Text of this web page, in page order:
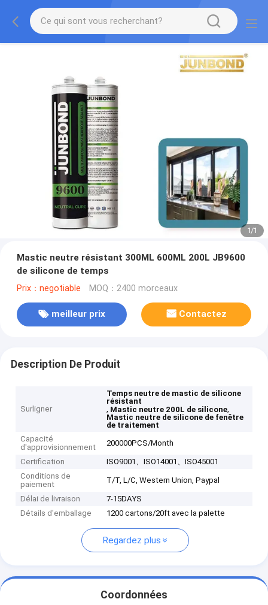
1/1
Mastic neutre résistant 300ML 600ML 200L JB9600
de silicone de temps
Prix：negotiable MOQ：2400 morceaux
meilleur prix Contactez
Description De Produit
Surligner
Temps neutre de mastic de silicone
résistant
, Mastic neutre 200L de silicone,
Mastic neutre de silicone de fenêtre
de traitement
Capacité
d'approvisionnement
200000PCS/Month
Certification
ISO9001、ISO14001、ISO45001
Conditions de
paiement
T/T, L/C, Western Union, Paypal
Délai de livraison
7-15DAYS
Détails d'emballage
1200 cartons/20ft avec la palette
Regardez plus
Coordonnées